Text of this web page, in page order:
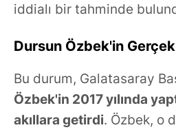
iddialı bir tahminde
Dursun Özbek'in
Bu durum, Galatasaray
Özbek'in 2017 yılında
akıllara getirdi. Özbek, o